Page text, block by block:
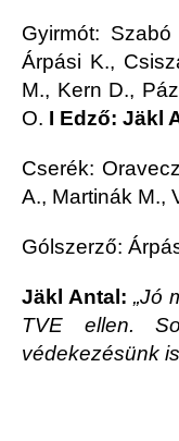
Gyirmót: Szabó
Árpási K.,
M., Kern D.,
O. I Edző: Jäkl
Cserék:
A., Martinák M.,
Gólszerző:
Jäkl Antal: „Jó
TVE ellen.
védekezésünk